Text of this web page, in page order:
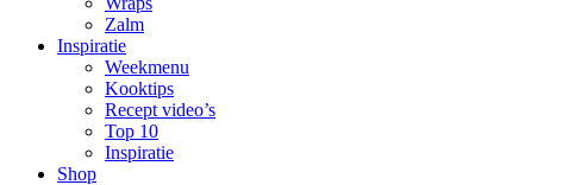
Zalm
Inspiratie
Weekmenu
Kooktips
Recept video’s
Top 10
Inspiratie
Shop